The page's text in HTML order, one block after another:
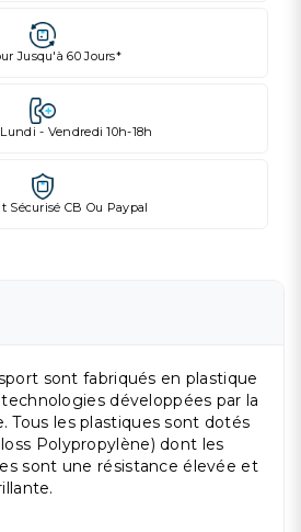
Jusqu'à 60 Jours*
- Vendredi 10h-18h
Sécurisé CB Ou Paypal
sont fabriqués en plastique
développées par la
Tous les plastiques sont dotés
Polypropylène) dont les
sont une résistance élevée et